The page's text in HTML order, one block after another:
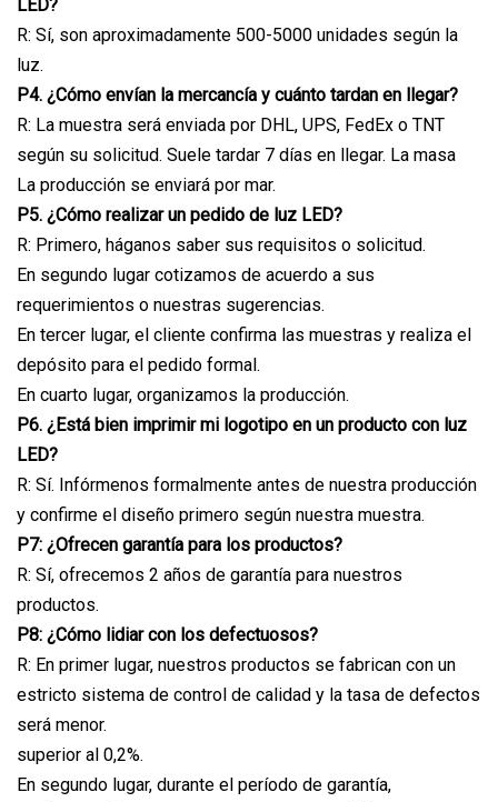
LED?
R: Sí, son aproximadamente 500-5000 unidades según la
luz.
P4. ¿Cómo envían la mercancía y cuánto tardan en llegar?
R: La muestra será enviada por DHL, UPS, FedEx o TNT
según su solicitud. Suele tardar 7 días en llegar. La masa
La producción se enviará por mar.
P5. ¿Cómo realizar un pedido de luz LED?
R: Primero, háganos saber sus requisitos o solicitud.
En segundo lugar cotizamos de acuerdo a sus
requerimientos o nuestras sugerencias.
En tercer lugar, el cliente confirma las muestras y realiza el
depósito para el pedido formal.
En cuarto lugar, organizamos la producción.
P6. ¿Está bien imprimir mi logotipo en un producto con luz
LED?
R: Sí. Infórmenos formalmente antes de nuestra producción
y confirme el diseño primero según nuestra muestra.
P7: ¿Ofrecen garantía para los productos?
R: Sí, ofrecemos 2 años de garantía para nuestros
productos.
P8: ¿Cómo lidiar con los defectuosos?
R: En primer lugar, nuestros productos se fabrican con un
estricto sistema de control de calidad y la tasa de defectos
será menor.
superior al 0,2%.
En segundo lugar, durante el período de garantía,